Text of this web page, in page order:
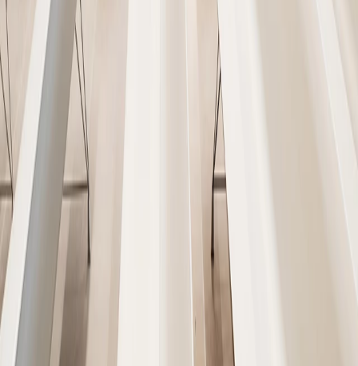
Madrid /
2022
Ideawood, Ideagarden, Ideacustic, Ideaflow
Tanatorio Ripoll
Ripoll (España)/
Ideawood
Hotel Morlans
Palma de Mallorca (España)
Ideawood
Tanatorio Sancho de Ávila
Barcelona (Spain)
Ideawood
Pol. Industrial “Santa Fe”